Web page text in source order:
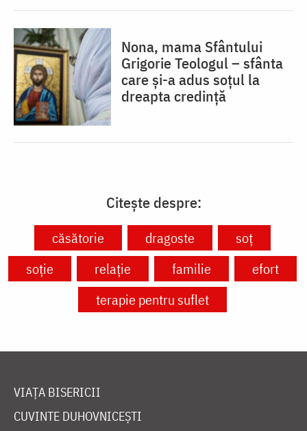
Nona, mama Sfântului
Grigorie Teologul – sfânta
care și-a adus soțul la
dreapta credință
Citește despre:
căsătorie dragoste
soț
soție
relație familie
efort
terapie pentru suflet
VIAȚA BISERICII
CUVINTE DUHOVNICEȘTI